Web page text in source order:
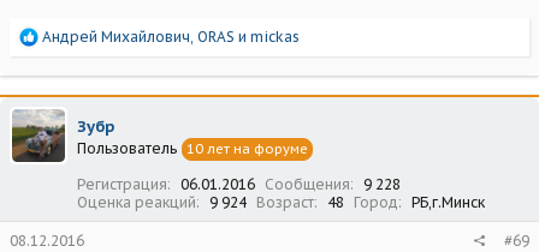
Р
а
к
ц
и
и
Андрей Михайлович, ORAS и mickas
Зубр
Пользователь 10 лет на форуме
Регистрация 06.01.2016 Сообщения
9 228
Оценка реакций
9 924 Возраст 48 Город РБ,г.Минск
08.12.2016 #69